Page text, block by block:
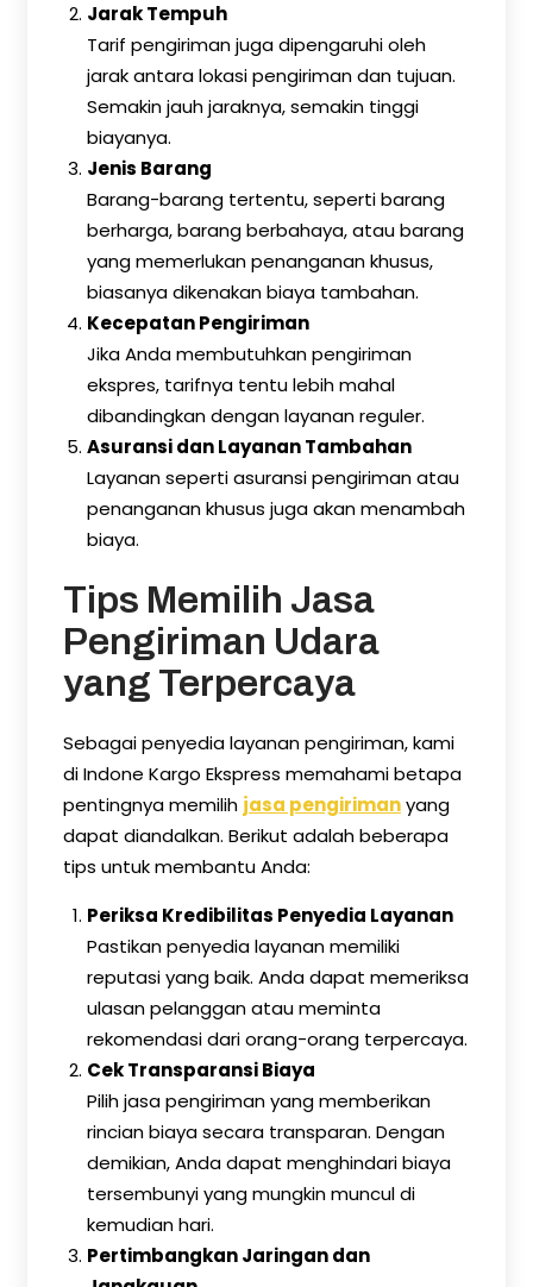
Jarak Tempuh
Tarif pengiriman juga dipengaruhi oleh
jarak antara lokasi pengiriman dan tujuan.
Semakin jauh jaraknya, semakin tinggi
biayanya.
Jenis Barang
Barang-barang tertentu, seperti barang
berharga, barang berbahaya, atau barang
yang memerlukan penanganan khusus,
biasanya dikenakan biaya tambahan.
Kecepatan Pengiriman
Jika Anda membutuhkan pengiriman
ekspres, tarifnya tentu lebih mahal
dibandingkan dengan layanan reguler.
Asuransi dan Layanan Tambahan
Layanan seperti asuransi pengiriman atau
penanganan khusus juga akan menambah
biaya.
Tips Memilih Jasa
Pengiriman Udara
yang Terpercaya
Sebagai penyedia layanan pengiriman, kami
di Indone Kargo Ekspress memahami betapa
pentingnya memilih jasa pengirimanyang
dapat diandalkan. Berikut adalah beberapa
tips untuk membantu Anda:
Periksa Kredibilitas Penyedia Layanan
Pastikan penyedia layanan memiliki
reputasi yang baik. Anda dapat memeriksa
ulasan pelanggan atau meminta
rekomendasi dari orang-orang terpercaya.
Cek Transparansi Biaya
Pilih jasa pengiriman yang memberikan
rincian biaya secara transparan. Dengan
demikian, Anda dapat menghindari biaya
tersembunyi yang mungkin muncul di
kemudian hari.
Pertimbangkan Jaringan dan